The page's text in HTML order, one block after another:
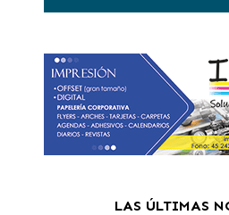
LAS ÚLTIMAS